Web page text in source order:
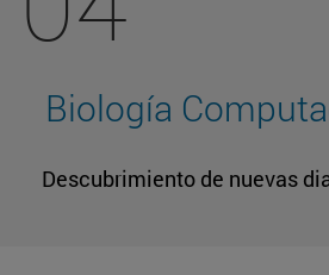
Biología
Descubrimiento de nuevas